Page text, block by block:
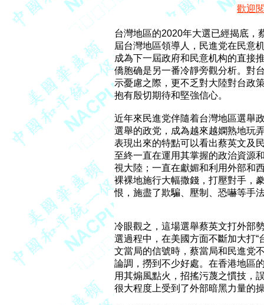
歡迎
台灣地區的2020年大選已經揭底，
屆台灣地區領導人，民進党在民意
成為下一屆政府和民意机构的直接
僑胞确是另一番冷靜旁觀分析。對
示憂慮之際，更不乏對大陸對台政
抱有殷切期待和堅強信心。
近年來民進党伴隨着台灣地區選舉
選舉的政党，成為越來越嫻熟地玩
表現出來的特點可以看出蔡英文及
至終一直在運用其掌握的政治資源
視大陸；一直在獻媚和利用外部和
裸裸地施行大幅撒錢，打壓對手，
恨，施盡了欺騙、壓制、恐嚇等手
冷眼觀之，這場選舉蔡英文打外部
選過程中，在美國方面不斷加大打“
文當局的信號時，蔡當局和民進党
論調，撈到不少好處。在香港地區
用其煽風點火，招搖污蔑之慣技，
很大程度上受到了外部暗黑力量的